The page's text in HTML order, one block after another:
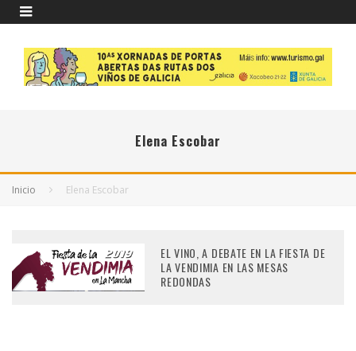
Elena Escobar
Inicio Elena Escobar
EL VINO, A DEBATE EN LA FIESTA DE
LA VENDIMIA EN LAS MESAS
REDONDAS